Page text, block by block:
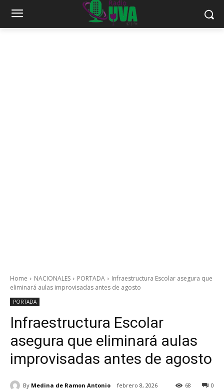
Home NACIONALES PORTADA
Infraestructura Escolar asegura que
eliminará aulas improvisadas antes de agosto
PORTADA
Infraestructura Escolar
asegura que eliminará aulas
improvisadas antes de agosto
By Medina de Ramon Antonio febrero 8, 2026 0
68